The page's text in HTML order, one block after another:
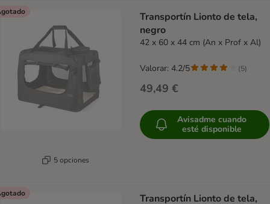
5 opciones
Transportín Lionto de tela,
negro
42 x 60 x 44 cm (An x Prof x Al)
49,49 €
Valorar: 4.2/5 (5)
Avisadme cuando
esté disponible
Transportín Lionto de tela,